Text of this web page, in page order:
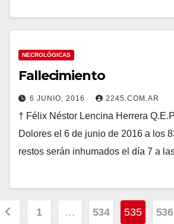
NECROLÓGICAS
Fallecimiento
6 JUNIO, 2016 2245.COM.AR
† Félix Néstor Lencina Herrera
Dolores el 6 de junio de 2016 a los
restos serán inhumados el día 7 a
1 … 534 535 536